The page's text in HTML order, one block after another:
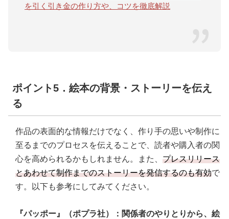
を引く引き金の作り方や、コツを徹底解説
ポイント5．絵本の背景・ストーリーを伝え
る
作品の表面的な情報だけでなく、作り手の思いや制作に
至るまでのプロセスを伝えることで、読者や購入者の関
心を高められるかもしれません。また、 プレスリリース
とあわせて制作までのストーリーを発信するのも有効で
す。以下も参考にしてみてください。
『パッポー』（ポプラ社）：関係者のやりとりから、絵